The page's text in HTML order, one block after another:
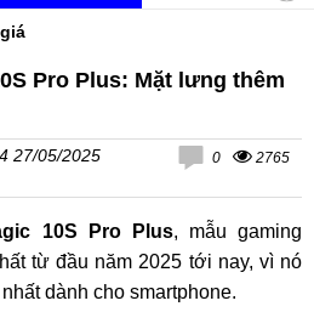
Pro Plus: Mặt lưng thêm
27/05/2025
0 2765
10S Pro Plus, mẫu gaming
từ đầu năm 2025 tới nay, vì nó
dành cho smartphone.